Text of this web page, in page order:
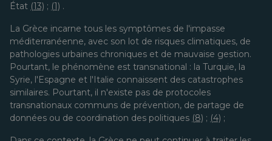
État (13) ; (1) .
La Grèce incarne tous les symptômes de l'impasse
méditerranéenne, avec son lot de risques climatiques, de
pathologies urbaines chroniques et de mauvaise gestion.
Pourtant, le phénomène est transnational : la Turquie, la
Syrie, l'Espagne et l'Italie connaissent des catastrophes
similaires. Pourtant, il n'existe pas de protocoles
transnationaux communs de prévention, de partage de
données ou de coordination des politiques (8) ; (4) ;